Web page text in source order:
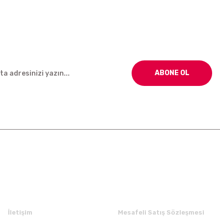
ABONE OL
İletişim Mesafeli Satış Sözleşmesi